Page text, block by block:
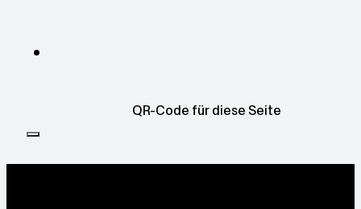
QR-Code für diese Seite